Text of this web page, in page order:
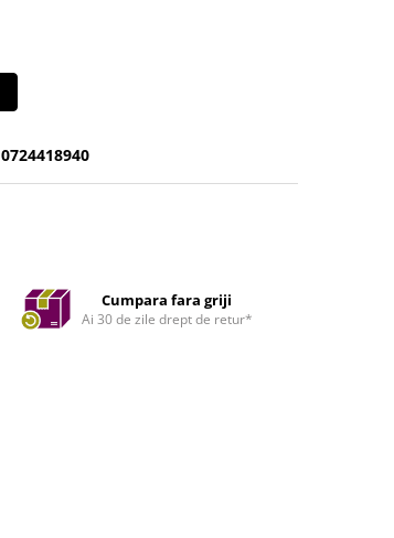
0724418940
Cumpara fara griji
Ai 30 de zile drept de retur*